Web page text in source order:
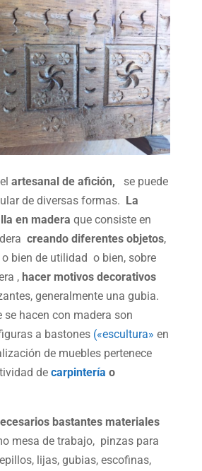
artesanal de afición,
se puede
de diversas formas. La
en madera que consiste en
creando diferentes objetos,
bien de utilidad o bien, sobre
, hacer motivos decorativos
generalmente una gubia.
hacen con madera son
a bastones («escultura» en
de muebles pertenece
de carpintería o
bastantes materiales
mesa de trabajo, pinzas para
lijas, gubias, escofinas,